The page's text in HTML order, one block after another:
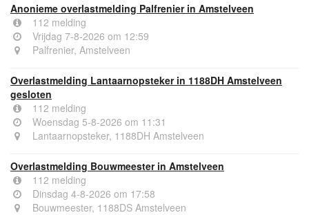
Anonieme overlastmelding Palfrenier in Amstelveen
112 melding
Vrijdag 7-8-2026 om 12:59
Palfrenier, Amstelveen
Overlastmelding Lantaarnopsteker in 1188DH Amstelveen
gesloten
112 melding
Woensdag 5-8-2026 om 11:31
Lantaarnopsteker, 1188DH Amstelveen
Overlastmelding Bouwmeester in Amstelveen
112 melding
Dinsdag 4-8-2026 om 17:58
Bouwmeester, 1188DS Amstelveen